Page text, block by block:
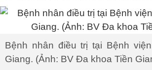
Bệnh nhân điều trị tại Bệnh
Giang. (Ảnh: BV Đa khoa Tiền